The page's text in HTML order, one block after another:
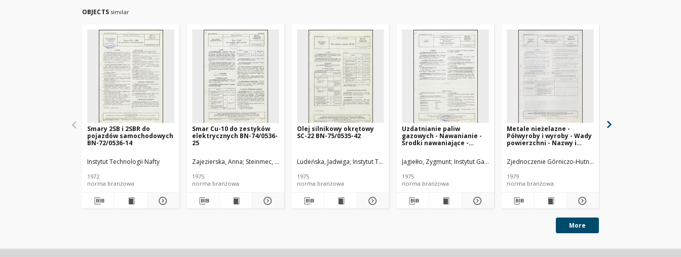
OBJECTS similar
Smary 2SB i 2SBR do
pojazdów samochodowych
BN-72/0536-14
Instytut Technologii Nafty
1972
norma branżowa
Smar Cu-10 do zestyków
elektrycznych BN-74/0536-
25
Zajezierska, Anna Steinmec, Franciszek Michalak, Jacek Gibińska, Wiesława Instytut Technologii Nafty
1975
norma branżowa
Olej silnikowy okrętowy
SC-22 BN-75/0535-42
Ludeńska, Jadwiga Instytut Technologii Nafty
1975
norma branżowa
Uzdatnianie paliw
gazowych - Nawanianie -
Środki nawaniające -
74/0547-01 Arkusz 02
Jagiełło, Zygmunt Instytut Gazownictwa
1975
norma branżowa
Metale nieżelazne -
Półwyroby i wyroby - Wady
powierzchni - Nazwy i
Zjednoczenie Górniczo-Hutnicze Metali Nieżelaznych METALE
1979
norma branżowa
More